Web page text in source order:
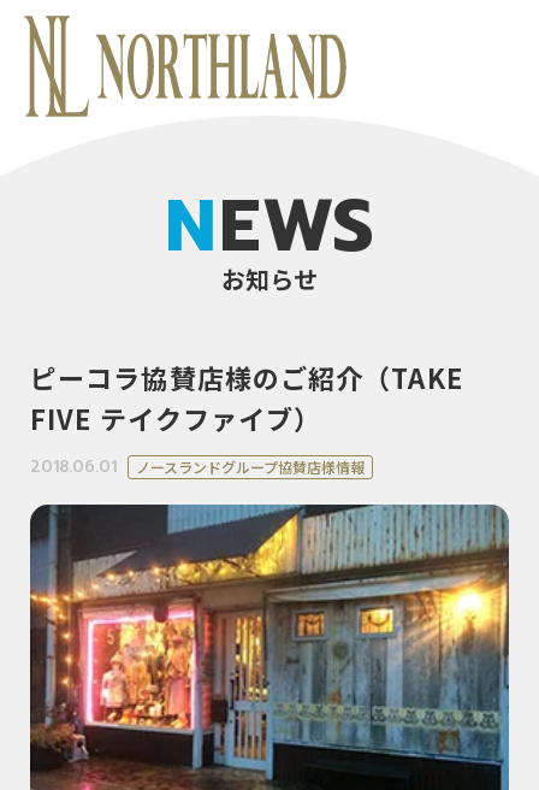
NEWS
お知らせ
ピーコラ協賛店様のご紹介（TAKE
FIVE テイクファイブ）
2018.06.01 ノースランドグループ協賛店様情報